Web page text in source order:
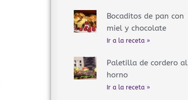
Bocaditos de pan con
miel y chocolate
Ir a la receta »
Paletilla de cordero al
horno
Ir a la receta »